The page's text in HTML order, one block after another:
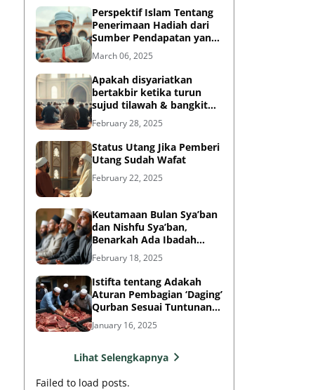
Perspektif Islam Tentang
Penerimaan Hadiah dari
Sumber Pendapatan yang
Tidak Halal
March 06, 2025
Apakah disyariatkan
bertakbir ketika turun
sujud tilawah & bangkit
dari sujud tilawah yang
dilakukan dalam shalat?
February 28, 2025
Status Utang Jika Pemberi
Utang Sudah Wafat
February 22, 2025
Keutamaan Bulan Sya’ban
dan Nishfu Sya’ban,
Benarkah Ada Ibadah
Khusus?
February 18, 2025
Istifta tentang Adakah
Aturan Pembagian ‘Daging’
Qurban Sesuai Tuntunan
Rasulullah?
January 16, 2025
Lihat Selengkapnya
Failed to load posts.